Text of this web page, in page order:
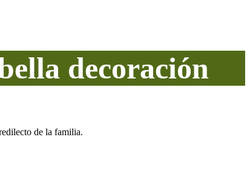
decoración
de la familia.